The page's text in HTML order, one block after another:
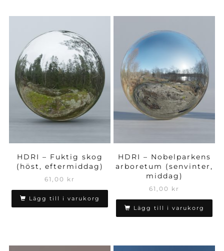
HDRI – Fuktig skog
(höst, eftermiddag)
61,00 kr
Lägg till i varukorg
HDRI – Nobelparkens
arboretum (senvinter,
middag)
61,00 kr
Lägg till i varukorg